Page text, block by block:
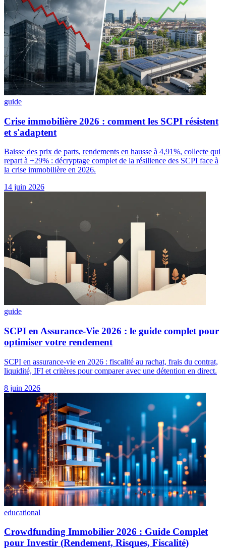
guide
Crise immobilière 2026 : comment les SCPI résistent
et s'adaptent
Baisse des prix de parts, rendements en hausse à 4,91%, collecte qui
repart à +29% : décryptage complet de la résilience des SCPI face à
la crise immobilière en 2026.
14 juin 2026
guide
SCPI en Assurance-Vie 2026 : le guide complet pour
optimiser votre rendement
SCPI en assurance-vie en 2026 : fiscalité au rachat, frais du contrat,
liquidité, IFI et critères pour comparer avec une détention en direct.
8 juin 2026
educational
Crowdfunding Immobilier 2026 : Guide Complet
pour Investir (Rendement, Risques, Fiscalité)